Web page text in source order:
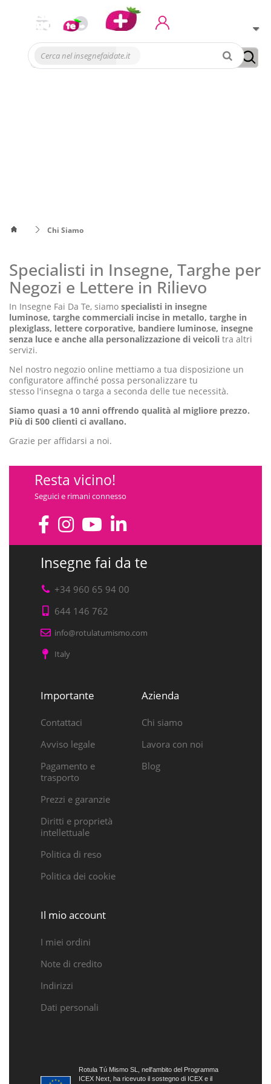
Chi Siamo
Specialisti in Insegne, Targhe per
Negozi e Lettere in Rilievo
In Insegne Fai Da Te, siamo specialisti in insegne
luminose, targhe commerciali incise in metallo, targhe in
plexiglass, lettere corporative, bandiere luminose, insegne
senza luce e anche alla personalizzazione di veicoli tra altri
servizi.
Nel nostro negozio online mettiamo a tua disposizione un
configuratore affinché possa personalizzare tu
stesso l'insegna o targa a seconda delle tue necessità.
Siamo quasi a 10 anni offrendo qualità al migliore prezzo.
Più di 500 clienti ci avallano.
Grazie per affidarsi a noi.
Resta vicino!
Seguici e rimani connesso
Insegne fai da te
+34 960 65 94 00
644 146 762
info@rotulatumismo.com
Italy
Importante
Contattaci
Avviso legale
Pagamento e
trasporto
Prezzi e garanzie
Diritti e proprietà
intellettuale
Politica di reso
Politica dei cookie
Azienda
Chi siamo
Lavora con noi
Blog
Il mio account
I miei ordini
Note di credito
Indirizzi
Dati personali
Rotula Tú Mismo SL, nell'ambito del Programma
ICEX Next, ha ricevuto il sostegno di ICEX e il